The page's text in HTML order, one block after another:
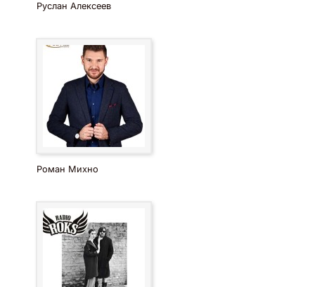
Руслан Алексеев
Роман Михно